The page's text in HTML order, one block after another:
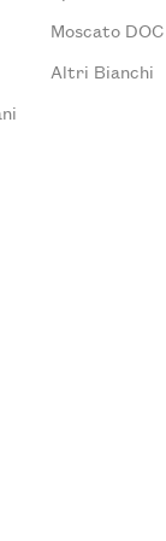
Moscato
Altri Bianchi